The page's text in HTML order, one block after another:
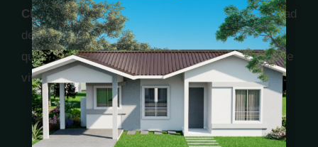
Chiriquísignifica disfrutar de una excelente calidad
de conectividad sin el agobio de una metrópoli, lo
que facilita la vida diaria y mejora la experiencia de
vivir en unresidencial en Chiriquí